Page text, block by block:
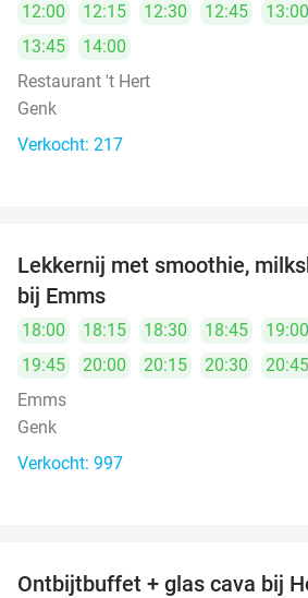
12:00 12:15 12:30 12:45 13:00
13:45
14:00
Restaurant 't Hert
Genk
Verkocht: 217
Lekkernij met smoothie,
bij Emms
18:00 18:15 18:30 18:45 19:00
19:45
20:00 20:15 20:30 20:45
Emms
Genk
Verkocht: 997
Ontbijtbuffet + glas cava bij